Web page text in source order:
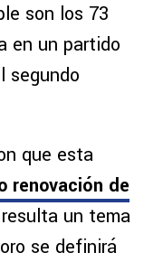
son los 73
en un partido
segundo
que esta
renovación de
un tema
se definirá